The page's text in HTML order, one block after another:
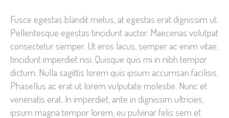
Fusce egestas blandit metus, at egestas erat dignissim ut.
Pellentesque egestas tincidunt auctor. Maecenas volutpat
consectetur semper. Ut eros lacus, semper ac enim vitae,
tincidunt imperdiet nisi. Quisque quis mi in nibh tempor
dictum. Nulla sagittis lorem quis ipsum accumsan facilisis.
Phasellus ac erat ut lorem vulputate molestie. Nunc et
venenatis erat. In imperdiet, ante in dignissim ultricies,
ipsum magna tempor lorem, eu pulvinar felis sem et